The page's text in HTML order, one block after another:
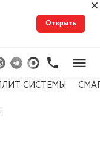
Открыть
СИСТЕМЫ